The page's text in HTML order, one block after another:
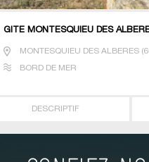
GÎTE MONTESQUIEU DES
MONTESQUIEU DES ALBERES (
BORD DE MER
DESCRIPTIF